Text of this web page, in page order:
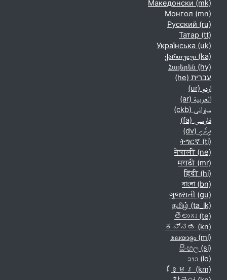
Македонски ‎(mk)‎
Монгол ‎(mn)‎
Русский ‎(ru)‎
Татар ‎(tt)‎
Українська ‎(uk)‎
ქართული ‎(ka)‎
Հայերեն ‎(hy)‎
עברית ‎(he)‎
اردو ‎(ur)‎
العربية ‎(ar)‎
سۆرانی ‎(ckb)‎
فارسی ‎(fa)‎
ދިވެހި ‎(dv)‎
ትግርኛ ‎(ti)‎
नेपाली ‎(ne)‎
मराठी ‎(mr)‎
हिंदी ‎(hi)‎
বাংলা ‎(bn)‎
ગુજરાતી ‎(gu)‎
தமிழ் ‎(ta_lk)‎
తెలుగు ‎(te)‎
ಕನ್ನಡ ‎(kn)‎
മലയാളം ‎(ml)‎
සිංහල ‎(si)‎
ລາວ ‎(lo)‎
ខ្មែរ ‎(km)‎